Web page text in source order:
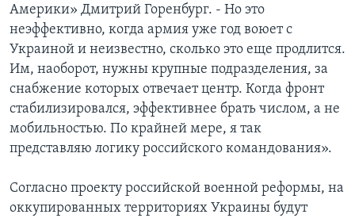
Америки» Дмитрий Горенбург. - Но это
неэффективно, когда армия уже год воюет с
Украиной и неизвестно, сколько это еще продлится.
Им, наоборот, нужны крупные подразделения, за
снабжение которых отвечает центр. Когда фронт
стабилизировался, эффективнее брать числом, а не
мобильностью. По крайней мере, я так
представляю логику российского командования».
Согласно проекту российской военной реформы, на
оккупированных территориях Украины будут